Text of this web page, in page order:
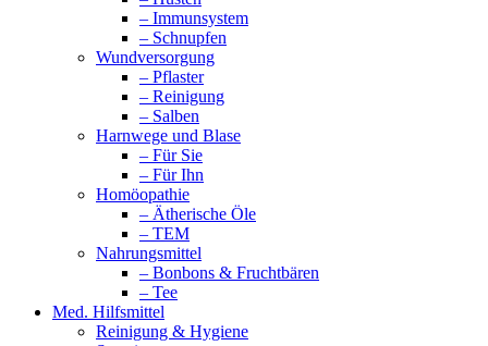
– Immunsystem
– Schnupfen
Wundversorgung
– Pflaster
– Reinigung
– Salben
Harnwege und Blase
– Für Sie
– Für Ihn
Homöopathie
– Ätherische Öle
– TEM
Nahrungsmittel
– Bonbons & Fruchtbären
– Tee
Med. Hilfsmittel
Reinigung & Hygiene